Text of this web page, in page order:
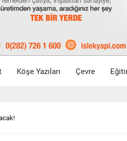
Köşe Yazıları Çevre